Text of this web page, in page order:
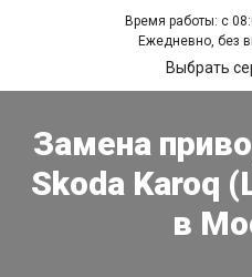
Время работы: с
Ежедневно, без
Выбрать
Замена
Skoda Karoq
в